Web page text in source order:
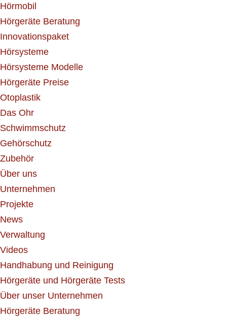
Hörmobil
Hörgeräte Beratung
Innovationspaket
Hörsysteme
Hörsysteme Modelle
Hörgeräte Preise
Otoplastik
Das Ohr
Schwimmschutz
Gehörschutz
Zubehör
Über uns
Unternehmen
Projekte
News
Verwaltung
Videos
Handhabung und Reinigung
Hörgeräte und Hörgeräte Tests
Über unser Unternehmen
Hörgeräte Beratung